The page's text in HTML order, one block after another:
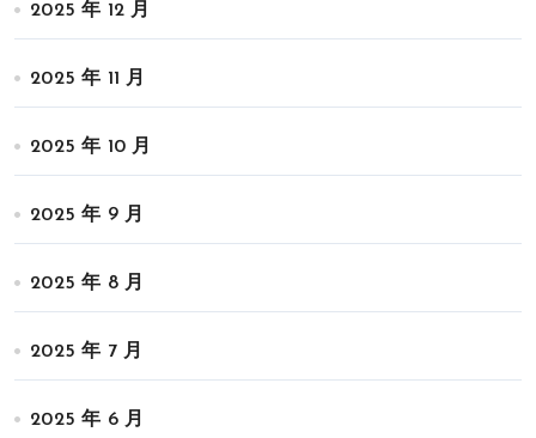
2025 年 12 月
2025 年 11 月
2025 年 10 月
2025 年 9 月
2025 年 8 月
2025 年 7 月
2025 年 6 月